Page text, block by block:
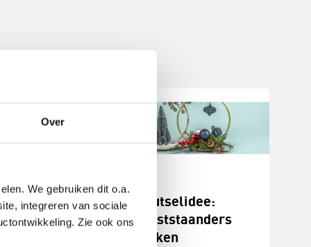
Over
We gebruiken dit o.a.
integreren van sociale
Zie ook ons
Knutselidee:
kerststaanders
maken